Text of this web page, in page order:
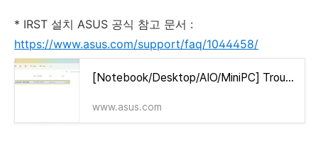
* IRST 설치 ASUS 공식 참고 문서 :
https://www.asus.com/support/faq/1044458/
[Notebook/Desktop/AIO/MiniPC] Troubleshooting - Cannot find drives when installing Windows 11/10 | Official Support | ASUS Globa
www.asus.com